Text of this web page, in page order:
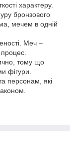
характеру.
бронзового
мечем в одній
Меч –
тому що
фігури.
персонам, які